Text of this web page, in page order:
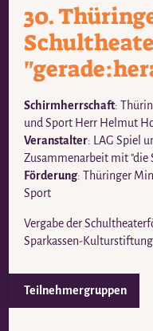
30.
Schirmherrschaft:
und Sport Herr Helmut
Veranstalter: LAG Spiel
Zusammenarbeit mit "die
Förderung: Thüringer
Sport
Vergabe der
Sparkassen-
Teilnehmergruppen